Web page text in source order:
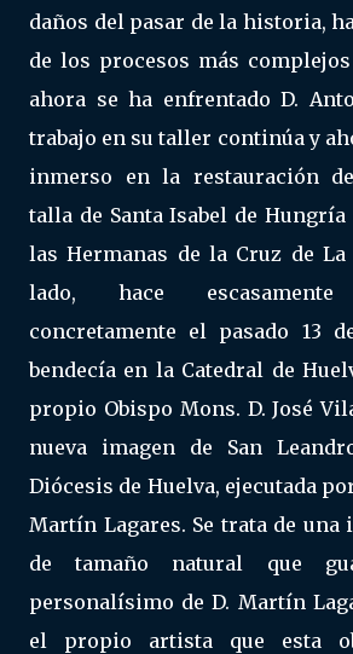
daños del pasar de la historia,
de los procesos más
ahora se ha enfrentado D.
trabajo en su taller continúa y
inmerso en la restauración
talla de Santa Isabel de Hungría
las Hermanas de la Cruz de
lado, hace
concretamente el pasado 13
bendecía en la Catedral de
propio Obispo Mons. D. José
nueva imagen de San
Diócesis de Huelva, ejecutada
Martín Lagares. Se trata de
de tamaño natural que
personalísimo de D. Martín
el propio artista que esta